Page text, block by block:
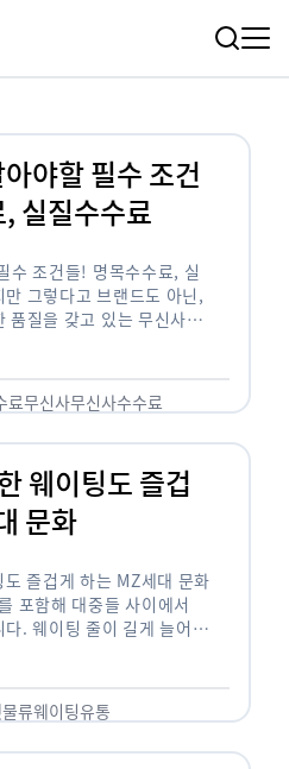
야할 필수 조건
실질수수료
수 조건들! 명목수수료, 실
그렇다고 브랜드도 아닌,
품질을 갖고 있는 무신사!
료무신사무신사수수료
웨이팅도 즐겁
문화
즐겁게 하는 MZ세대 문화
포함해 대중들 사이에서
. 웨이팅 줄이 길게 늘어서
물류웨이팅유통